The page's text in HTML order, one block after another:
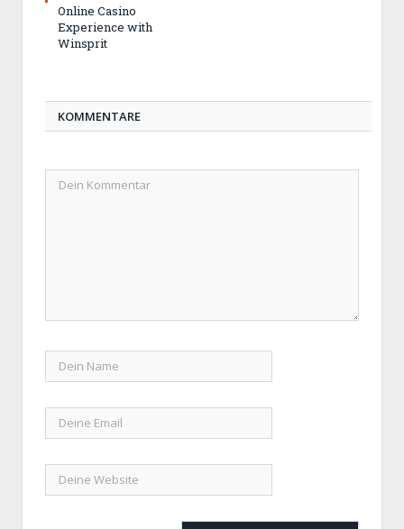
Online Casino
Experience with
Winsprit
KOMMENTARE